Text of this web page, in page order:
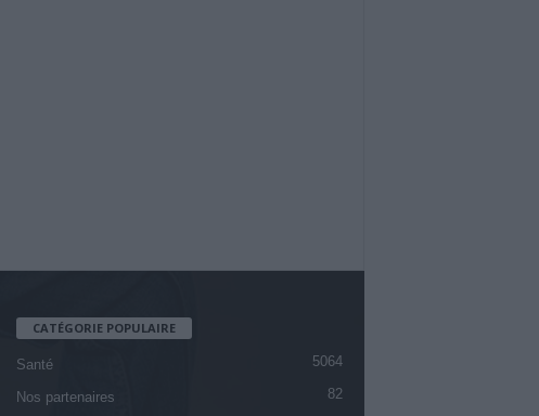
CATÉGORIE POPULAIRE
Santé 5064
Nos partenaires 82